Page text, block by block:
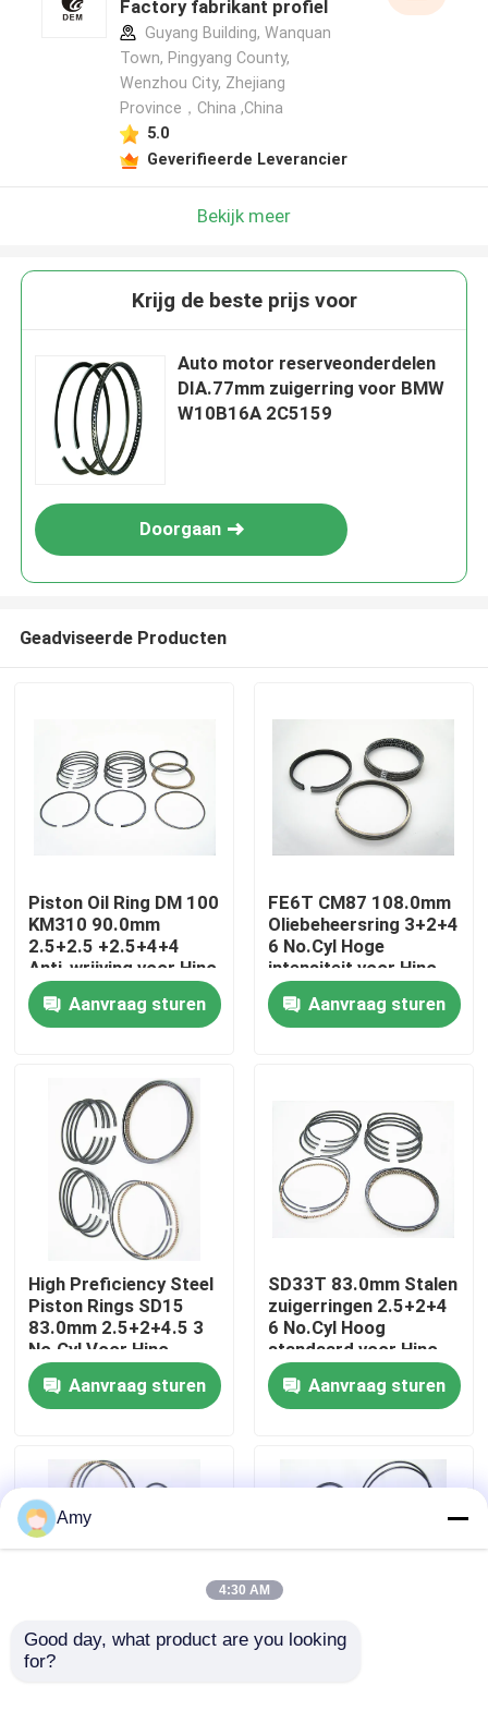
Producten
video's
Over ons
Fabriekstocht
Neem contact met ons op
Gevallen
Factory fabrikant profiel
Guyang Building, Wanquan
Town, Pingyang County,
Wenzhou City, Zhejiang
Province，China ,China
5.0
Geverifieerde Leverancier
Bekijk meer
Krijg de beste prijs voor
Auto motor reserveonderdelen
DIA.77mm zuigerring voor BMW
W10B16A 2C5159
Doorgaan
Geadviseerde Producten
Piston Oil Ring DM 100
KM310 90.0mm
2.5+2.5 +2.5+4+4
Anti-wrijving voor Hino
Aanvraag sturen
FE6T CM87 108.0mm
Oliebeheersring 3+2+4
6 No.Cyl Hoge
intensiteit voor Hino
Aanvraag sturen
High Preficiency Steel
Piston Rings SD15
83.0mm 2.5+2+4.5 3
No.Cyl Voor Hino
Aanvraag sturen
SD33T 83.0mm Stalen
zuigerringen 2.5+2+4
6 No.Cyl Hoog
standaard voor Hino
Aanvraag sturen
LD28 84,5 mm stalen
Amy
4:30 AM
Good day, what product are you looking
for?